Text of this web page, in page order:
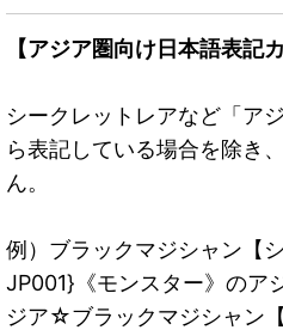
【アジア圏向け日本語表記
シークレットレアなど「ア
ら表記している場合を除き
ん。
例）ブラックマジシャン【
JP001}《モンスター》のア
ジア☆ブラックマジシャン